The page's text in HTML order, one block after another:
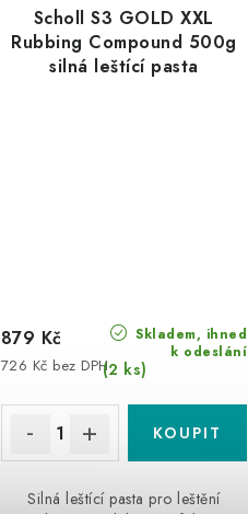
Scholl S3 GOLD XXL
Rubbing Compound 500g
silná leštící pasta
Skladem, ihned
k odeslání
(2 ks)
726 Kč bez DPH
879 Kč
Silná leštící pasta pro leštění